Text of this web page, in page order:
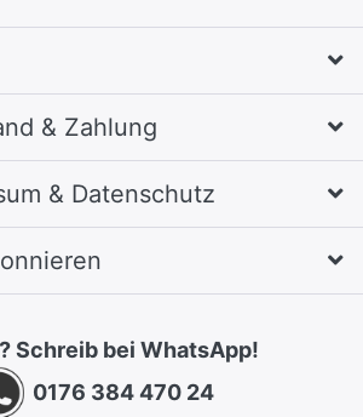
& Zahlung
& Datenschutz
Schreib bei WhatsApp!
0176 384 470 24